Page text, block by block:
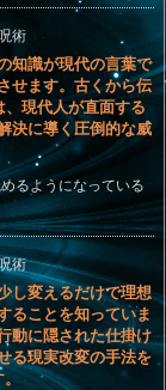
術
知識が現代の言葉で
せます。古くから伝
現代人が直面する
決に導く圧倒的な威
るようになっている
術
し変えるだけで理想
ることを知っていま
動に隠された仕掛け
る現実改変の手法を
。